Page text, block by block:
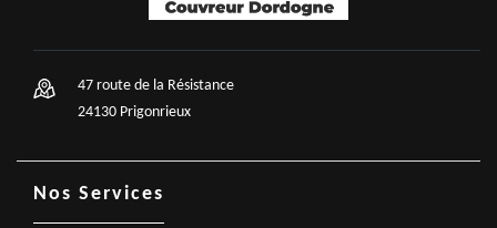
47 route de la Résistance
24130 Prigonrieux
Nos Services